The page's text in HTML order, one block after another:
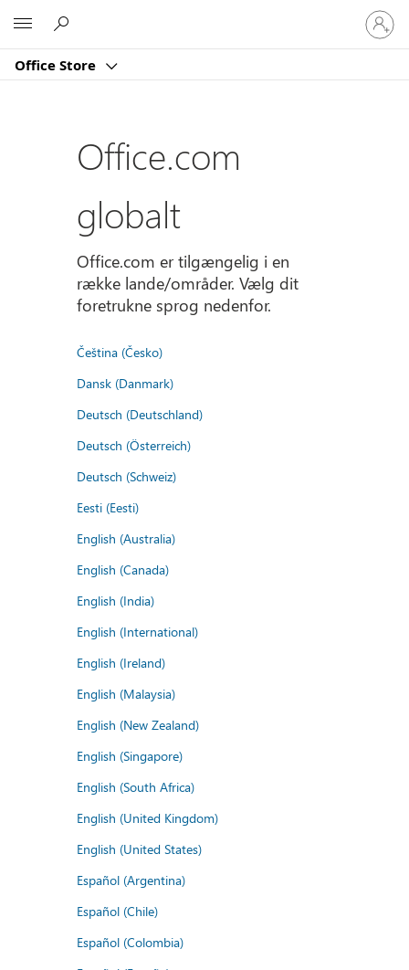
Office Store
Log
på
din
Office.com
globalt
Office.com er tilgængelig i en
række lande/områder. Vælg dit
foretrukne sprog nedenfor.
Čeština (Česko)
Dansk (Danmark)
Deutsch (Deutschland)
Deutsch (Österreich)
Deutsch (Schweiz)
Eesti (Eesti)
English (Australia)
English (Canada)
English (India)
English (International)
English (Ireland)
English (Malaysia)
English (New Zealand)
English (Singapore)
English (South Africa)
English (United Kingdom)
English (United States)
Español (Argentina)
Español (Chile)
Español (Colombia)